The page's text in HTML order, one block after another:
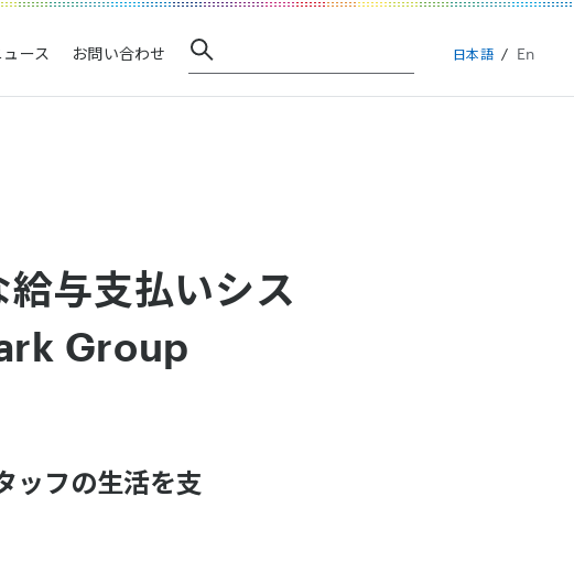
ュース お問い合わせ 日本語 En
与支払いシス
Group
ッフの生活を支